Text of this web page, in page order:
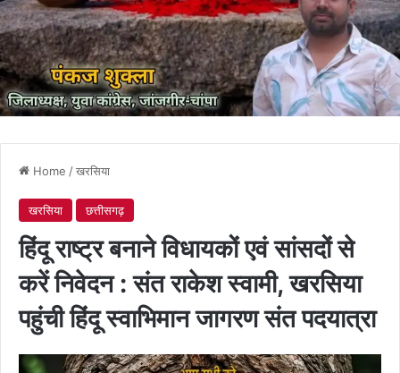
Home /खरसिया
खरसिया छत्तीसगढ़
हिंदू राष्ट्र बनाने विधायकों एवं सांसदों से
करें निवेदन : संत राकेश स्वामी, खरसिया
पहुंची हिंदू स्वाभिमान जागरण संत पदयात्रा